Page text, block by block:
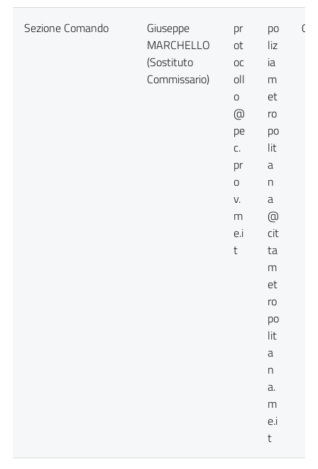
Sezione Comando
Giuseppe
MARCHELLO
(Sostituto
Commissario)
pr
ot
oc
oll
o
@
pe
c.
pr
o
v.
m
e.i
t
po
liz
ia
m
et
ro
po
lit
a
n
a
@
cit
ta
m
et
ro
po
lit
a
n
a.
m
e.i
t